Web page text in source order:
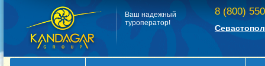
Ваш надежный
туроператор!
8 (800)